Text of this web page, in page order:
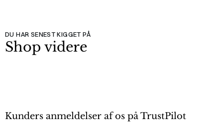
DU HAR SENEST KIGGET PÅ
Shop videre
Kunders anmeldelser af os på TrustPilot